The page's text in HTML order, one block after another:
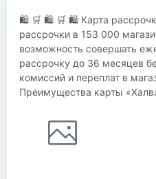
🛍 🛒 🛍 🛒 🛍 Карта
рассрочки в 153 000
возможность совершать
рассрочку до 36 месяцев
комиссий и переплат в
Преимущества карты